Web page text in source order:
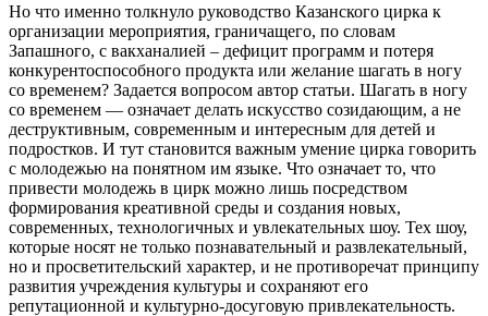
Но что именно толкнуло руководство Казанского цирка к
организации мероприятия, граничащего, по словам
Запашного, с вакханалией – дефицит программ и потеря
конкурентоспособного продукта или желание шагать в ногу
со временем? Задается вопросом автор статьи. Шагать в ногу
со временем — означает делать искусство созидающим, а не
деструктивным, современным и интересным для детей и
подростков. И тут становится важным умение цирка говорить
с молодежью на понятном им языке. Что означает то, что
привести молодежь в цирк можно лишь посредством
формирования креативной среды и создания новых,
современных, технологичных и увлекательных шоу. Тех шоу,
которые носят не только познавательный и развлекательный,
но и просветительский характер, и не противоречат принципу
развития учреждения культуры и сохраняют его
репутационной и культурно-досуговую привлекательность.